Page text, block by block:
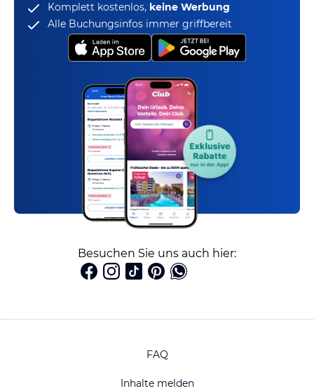
Komplett kostenlos, keine Werbung
Alle Buchungsinfos immer griffbereit
Besuchen Sie uns auch hier:
FAQ
Inhalte melden